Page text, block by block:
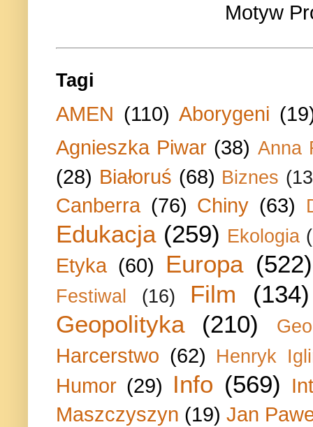
Motyw
Tagi
AMEN (110) Aborygeni
Agnieszka Piwar (38) Anna
(28) Białoruś (68) Biznes
Canberra (76) Chiny (63)
Edukacja (259) Ekologia
Etyka (60) Europa (522)
Festiwal (16) Film
(134)
Geopolityka
(210)
Harcerstwo (62) Henryk
Humor (29) Info (569)
Maszczyszyn (19) Jan